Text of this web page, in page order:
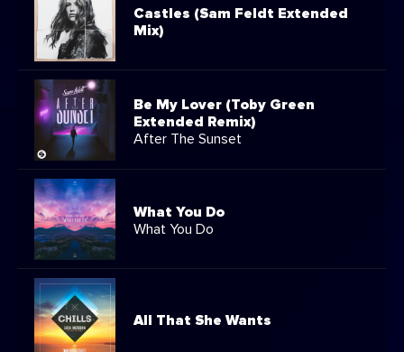
Castles (Sam Feldt Extended
Mix)
Be My Lover (Toby Green
Extended Remix)
After The Sunset
What You Do
What You Do
All That She Wants